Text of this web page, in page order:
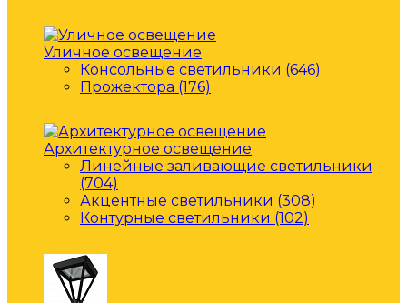
Уличное освещение
Консольные светильники (646)
Прожектора (176)
Архитектурное освещение
Линейные заливающие светильники
(704)
Акцентные светильники (308)
Контурные светильники (102)